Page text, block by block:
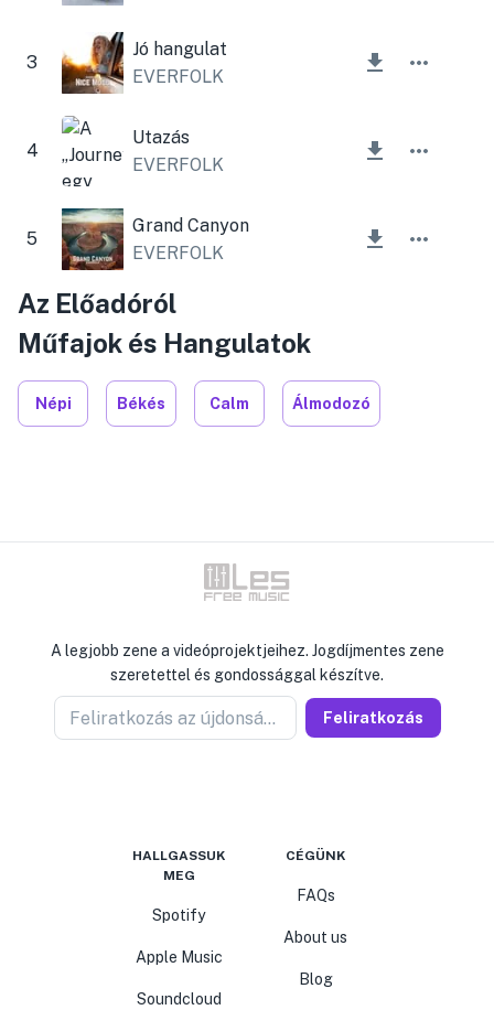
3
Jó hangulat
EVERFOLK
4
Utazás
EVERFOLK
5
Grand Canyon
EVERFOLK
Az Előadóról
Műfajok és Hangulatok
Népi Békés Calm Álmodozó
A legjobb zene a videóprojektjeihez. Jogdíjmentes zene
szeretettel és gondossággal készítve.
Feliratkozás az újdonságokért Feliratkozás
HALLGASSUK
MEG
Spotify
Apple Music
Soundcloud
CÉGÜNK
FAQs
About us
Blog